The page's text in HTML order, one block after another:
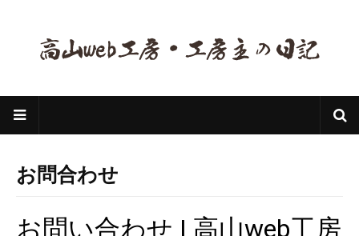
お問合わせ